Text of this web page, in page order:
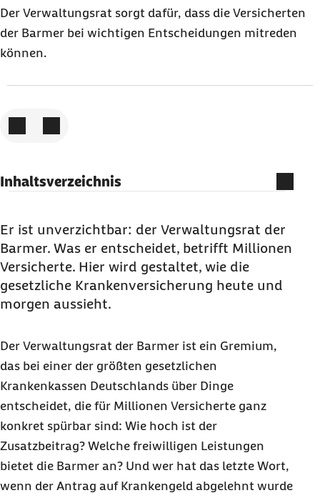
Der Verwaltungsrat sorgt dafür, dass die Versicherten
der Barmer bei wichtigen Entscheidungen mitreden
können.
Inhaltsverzeichnis
Verwaltungsrat als Stimme der Versicherten
2. Kontrolle und Entscheidungen: Der
Verwaltungsrat bestimmt, wo’s langgeht
3. Widerspruchsausschüsse: Gerechtigkeit mit
System
nicht immer sofort wahr nimmt
Er ist unverzichtbar: der Verwaltungsrat der
Barmer. Was er entscheidet, betrifft Millionen
Versicherte. Hier wird gestaltet, wie die
gesetzliche Krankenversicherung heute und
morgen aussieht.
Der Verwaltungsrat der Barmer ist ein Gremium,
das bei einer der größten gesetzlichen
Krankenkassen Deutschlands über Dinge
entscheidet, die für Millionen Versicherte ganz
konkret spürbar sind: Wie hoch ist der
Zusatzbeitrag? Welche freiwilligen Leistungen
bietet die Barmer an? Und wer hat das letzte Wort,
wenn der Antrag auf Krankengeld abgelehnt wurde